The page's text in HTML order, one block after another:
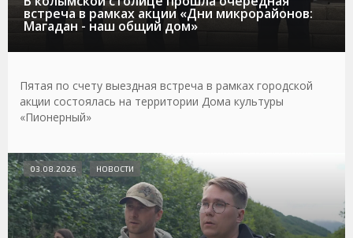
встреча в рамках акции «Дни микрорайонов:
Магадан - наш общий дом»
Пятая по счету выездная встреча в рамках городской
акции состоялась на территории Дома культуры
«Пионерный»
03.08.2026 НОВОСТИ